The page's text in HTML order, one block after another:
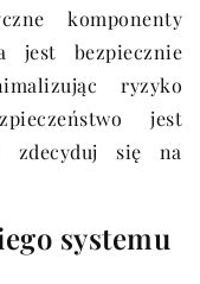
komponenty
jest bezpiecznie
ryzyko
jest
zdecyduj się na
systemu